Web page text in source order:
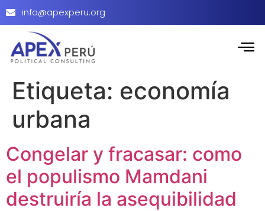
info@apexperu.org
Etiqueta: economía
urbana
Congelar y fracasar: como
el populismo Mamdani
destruiría la asequibilidad